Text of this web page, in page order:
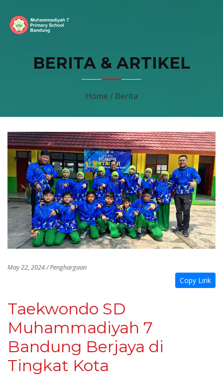
BERITA & ARTIKEL
Home / Berita
May 22, 2024 / Penghargaan
Copy Link
Taekwondo SD
Muhammadiyah 7
Bandung Berjaya di
Tingkat Kota